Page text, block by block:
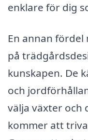
enklare för dig
En annan
på
kunskapen. De
och
välja växter och
kommer att